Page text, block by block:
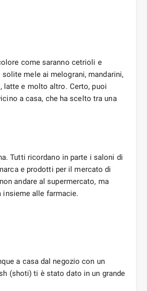
come saranno cetrioli e
mele ai melograni, mandarini,
latte e molto altro. Certo, puoi
a casa, che ha scelto tra una
Tutti ricordano in parte i saloni di
e prodotti per il mercato di
andare al supermercato, ma
alle farmacie.
a casa dal negozio con un
(shoti) ti è stato dato in un grande